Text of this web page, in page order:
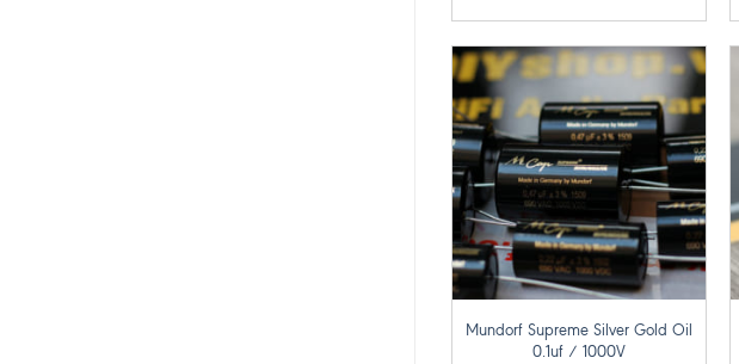
+
Mundorf Supreme Silver Gold Oil
0.1uf / 1000V